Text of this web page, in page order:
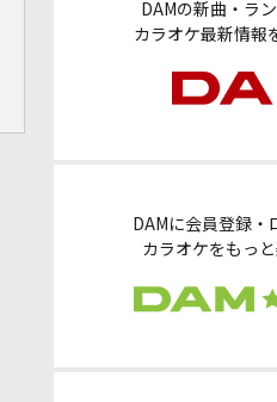
DAMの新曲・ラ
カラオケ最新情報
DAMに会員登録・
カラオケをもっと